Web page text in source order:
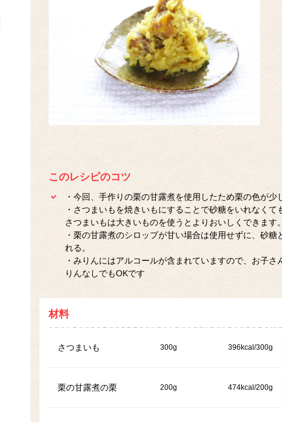
このレシピのコツ
・今回、手作りの栗の甘露煮を使用したため栗の色が少
・さつまいもを焼きいもにすることで砂糖をいれなくて
さつまいもは大きいものを使うとよりおいしくできます。
・栗の甘露煮のシロップが甘い場合は使用せずに、砂
れる。
・みりんにはアルコールが含まれていますので、お子
りんなしでもOKです
材料
さつまいも 300g 396kcal/300g
栗の甘露煮の栗 200g 474kcal/200g